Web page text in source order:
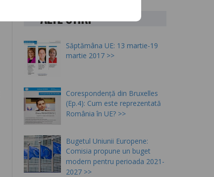
ALTE STIRI
Săptămâna UE: 13 martie-19
martie 2017
Corespondență din Bruxelles
(Ep.4): Cum este reprezentată
România în UE?
Bugetul Uniunii Europene:
Comisia propune un buget
modern pentru perioada 2021-
2027